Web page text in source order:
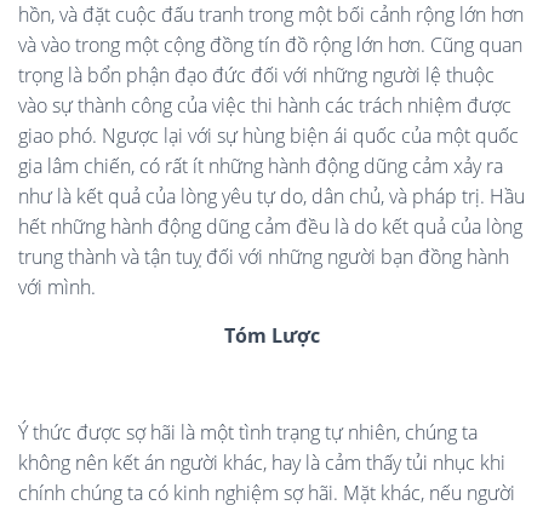
hồn, và đặt cuộc đấu tranh trong một bối cảnh rộng lớn hơn
và vào trong một cộng đồng tín đồ rộng lớn hơn. Cũng quan
trọng là bổn phận đạo đức đối với những người lệ thuộc
vào sự thành công của việc thi hành các trách nhiệm được
giao phó. Ngược lại với sự hùng biện ái quốc của một quốc
gia lâm chiến, có rất ít những hành động dũng cảm xảy ra
như là kết quả của lòng yêu tự do, dân chủ, và pháp trị. Hầu
hết những hành động dũng cảm đều là do kết quả của lòng
trung thành và tận tuỵ đối với những người bạn đồng hành
với mình.
Tóm Lược
Ý thức được sợ hãi là một tình trạng tự nhiên, chúng ta
không nên kết án người khác, hay là cảm thấy tủi nhục khi
chính chúng ta có kinh nghiệm sợ hãi. Mặt khác, nếu người